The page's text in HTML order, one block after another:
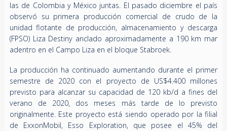
las de Colombia y México juntas. El pasado diciembre el país
observó su primera producción comercial de crudo de la
unidad flotante de producción, almacenamiento y descarga
(FPSO) Liza Destiny anclado aproximadamente a 190 km mar
adentro en el Campo Liza en el bloque Stabroek.
La producción ha continuado aumentando durante el primer
semestre de 2020 con el proyecto de US$4.400 millones
previsto para alcanzar su capacidad de 120 kb/d a fines del
verano de 2020, dos meses más tarde de lo previsto
originalmente. Este proyecto está siendo operado por la filial
de ExxonMobil, Esso Exploration, que posee el 45% del